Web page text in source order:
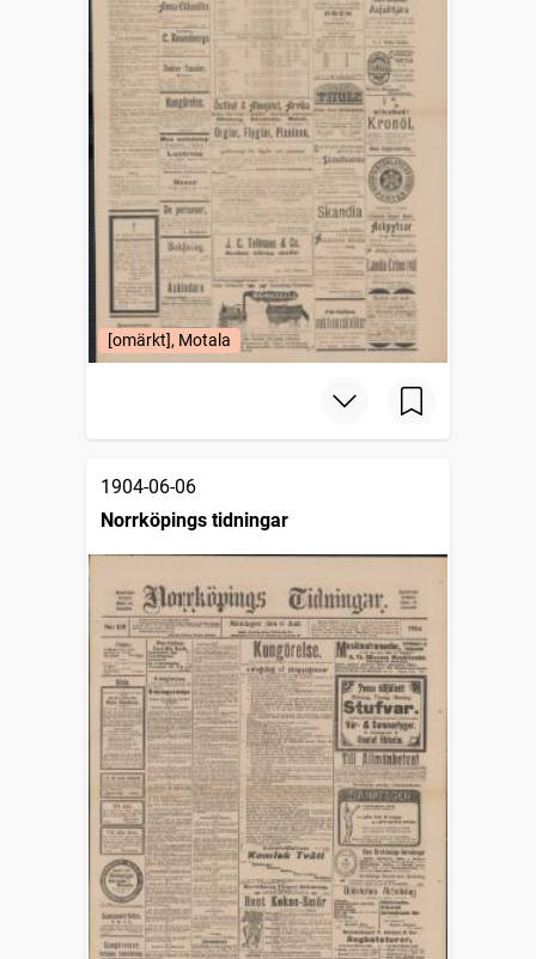
[omärkt], Motala
1904-06-06
Norrköpings tidningar